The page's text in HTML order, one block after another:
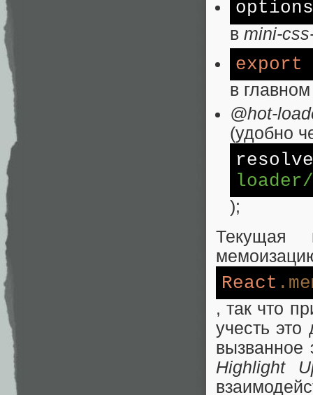
в mini-
export
в
@hot-
(удобно
);
React
, так что
учесть
вызванное
Highlight